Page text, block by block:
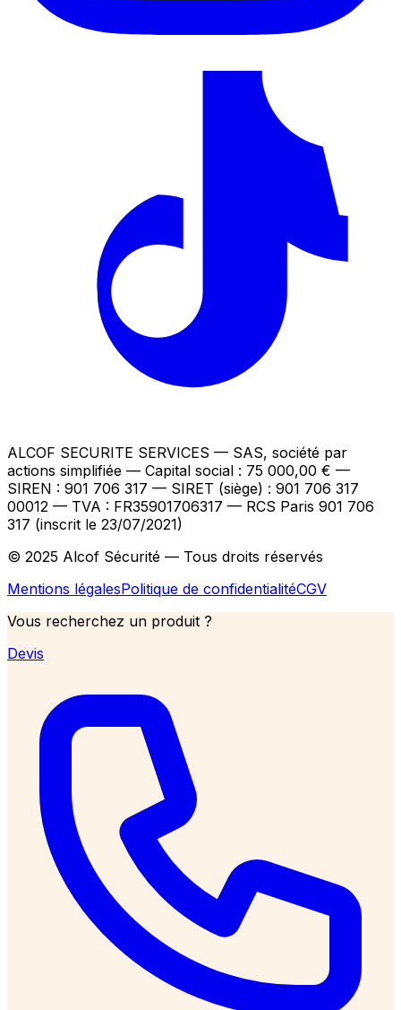
ALCOF SECURITE SERVICES — SAS, société par
actions simplifiée — Capital social : 75 000,00 € —
SIREN : 901 706 317 — SIRET (siège) : 901 706 317
00012 — TVA : FR35901706317 — RCS Paris 901 706
317 (inscrit le 23/07/2021)
© 2025 Alcof Sécurité — Tous droits réservés
Mentions légalesPolitique de confidentialitéCGV
Vous recherchez un produit ?
Devis